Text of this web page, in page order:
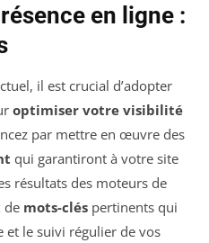
en ligne :
il est crucial d’adopter
optimiser votre visibilité
par mettre en œuvre des
qui garantiront à votre site
résultats des moteurs de
de mots-clés pertinents qui
le suivi régulier de vos